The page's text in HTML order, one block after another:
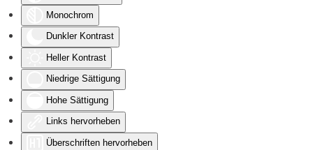
Monochrom
Dunkler Kontrast
Heller Kontrast
Niedrige Sättigung
Hohe Sättigung
Links hervorheben
Überschriften hervorheben